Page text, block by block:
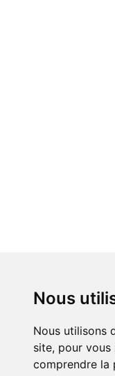
Nous
Nous utilisons
site, pour
comprendre la